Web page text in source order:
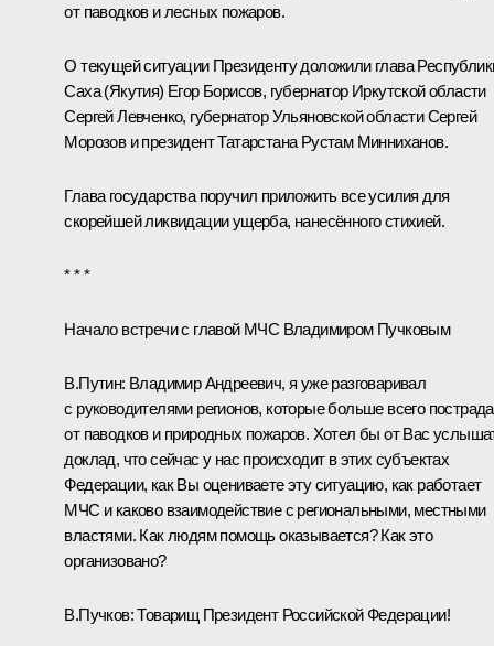
от паводков и лесных пожаров.
О текущей ситуации Президенту доложили глава
Саха (Якутия) Егор Борисов, губернатор Иркутской области
Сергей Левченко, губернатор Ульяновской областиСергей
Морозови президент Татарстана Рустам Минниханов.
Глава государства поручил приложить все усилия для
скорейшей ликвидации ущерба, нанесённого стихией.
* * *
Начало встречи с главой МЧС Владимиром Пучковым
В.Путин: Владимир Андреевич, я уже разговаривал
с руководителями регионов, которые больше всего
от паводков и природных пожаров. Хотел бы от Вас
доклад, что сейчас у нас происходит в этих субъектах
Федерации, как Вы оцениваете эту ситуацию, как работает
МЧС и каково взаимодействие с региональными, местными
властями. Как людям помощь оказывается? Как это
организовано?
В.Пучков:Товарищ Президент Российской Федерации!